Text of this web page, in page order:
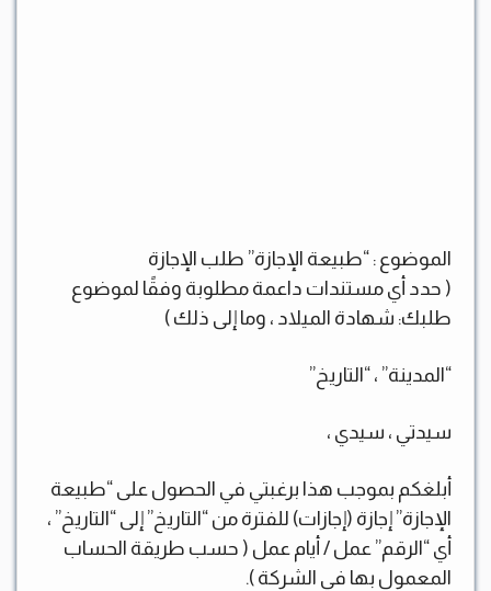
الموضوع : “طبيعة الإجازة” طلب الإجازة
( حدد أي مستندات داعمة مطلوبة وفقًا لموضوع
طلبك: شهادة الميلاد ، وما إلى ذلك )
“المدينة” ، “التاريخ”
سيدتي ، سيدي ،
أبلغكم بموجب هذا برغبتي في الحصول على “طبيعة
الإجازة” إجازة (إجازات) للفترة من “التاريخ” إلى “التاريخ” ،
أي “الرقم” عمل / أيام عمل ( حسب طريقة الحساب
المعمول بها في الشركة ).